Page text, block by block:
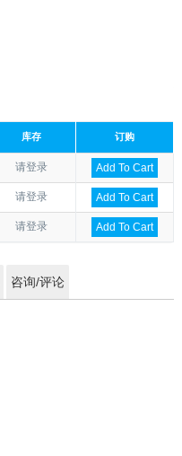
库存 订购
请登录 Add To Cart
请登录 Add To Cart
请登录 Add To Cart
咨询/评论